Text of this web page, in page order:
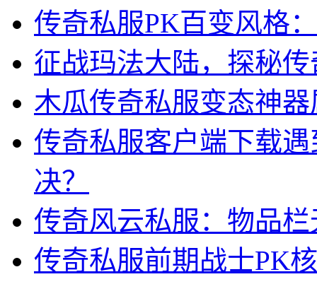
传奇私服PK百变风格
征战玛法大陆，探秘
木瓜传奇私服变态神
传奇私服客户端下载
决？
传奇风云私服：物品
传奇私服前期战士PK